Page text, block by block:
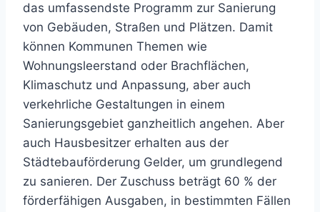
das umfassendste Programm zur Sanierung
von Gebäuden, Straßen und Plätzen. Damit
können Kommunen Themen wie
Wohnungsleerstand oder Brachflächen,
Klimaschutz und Anpassung, aber auch
verkehrliche Gestaltungen in einem
Sanierungsgebiet ganzheitlich angehen. Aber
auch Hausbesitzer erhalten aus der
Städtebauförderung Gelder, um grundlegend
zu sanieren. Der Zuschuss beträgt 60 % der
förderfähigen Ausgaben, in bestimmten Fällen